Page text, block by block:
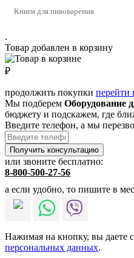
Книги для пивоварения
.
Товар добавлен в корзину
₽
продолжить покупки перейти
Мы подберем Оборудование
бюджету и подскажем, где
Введите телефон, а мы
или звоните бесплатно:
8-800-500-27-56
а если удобно, то пишите в
Нажимая на кнопку, вы даете
персональных данных.